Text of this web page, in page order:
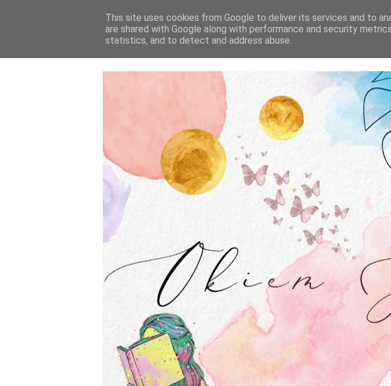
STRONA GŁÓWNA
This site uses cookies from Google to deliver its services and to
are shared with Google along with performance and security
statistics, and to detect and address abuse.